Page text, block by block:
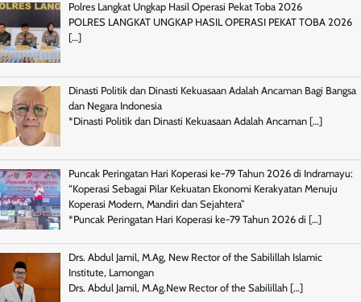
Polres Langkat Ungkap Hasil Operasi Pekat Toba 2026
POLRES LANGKAT UNGKAP HASIL OPERASI PEKAT TOBA 2026
[…]
Dinasti Politik dan Dinasti Kekuasaan Adalah Ancaman Bagi Bangsa
dan Negara Indonesia
*Dinasti Politik dan Dinasti Kekuasaan Adalah Ancaman […]
Puncak Peringatan Hari Koperasi ke-79 Tahun 2026 di Indramayu:
“Koperasi Sebagai Pilar Kekuatan Ekonomi Kerakyatan Menuju
Koperasi Modern, Mandiri dan Sejahtera”
*Puncak Peringatan Hari Koperasi ke-79 Tahun 2026 di […]
Drs. Abdul Jamil, M.Ag, New Rector of the Sabilillah Islamic
Institute, Lamongan
Drs. Abdul Jamil, M.Ag.New Rector of the Sabilillah […]